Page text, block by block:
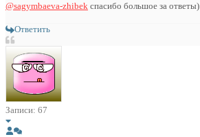
@sagymbaeva-zhibek спасибо большое за ответы)
Ответить
Записи: 67